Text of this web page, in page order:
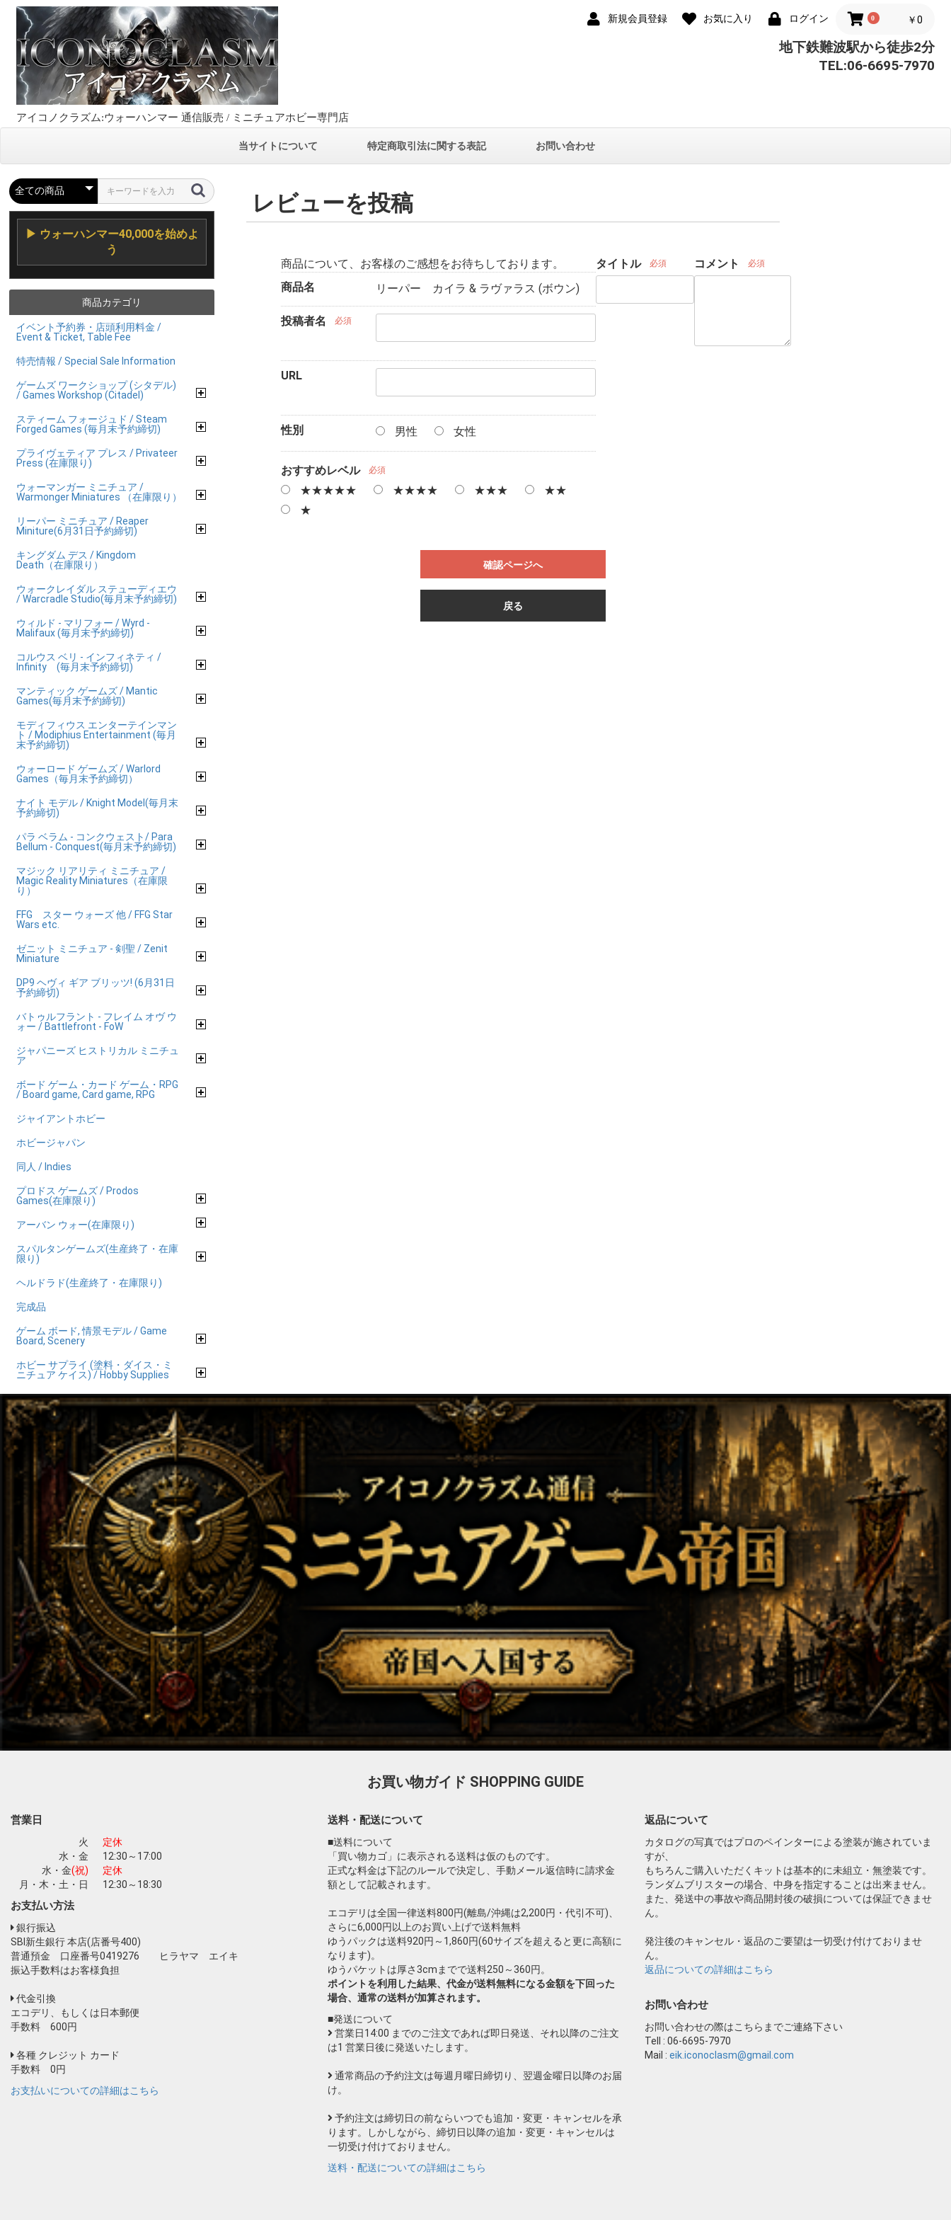
新規会員登録 お気に入り ログイン 0 ￥0
アイコノクラズム:ウォーハンマー 通信販売 / ミニチュアホビー専門店
地下鉄難波駅から徒歩2分
TEL:06-6695-7970
当サイトについて 特定商取引法に関する表記 お問い合わせ
▶ ウォーハンマー40,000を始めよ
う
商品カテゴリ
イベント予約券・店頭利用料金 /
Event & Ticket, Table Fee
特売情報 / Special Sale Information
ゲームズ ワークショップ (シタデル)
/ Games Workshop (Citadel)
スティーム フォージュド / Steam
Forged Games (毎月末予約締切)
プライヴェティア プレス / Privateer
Press (在庫限り)
ウォーマンガー ミニチュア /
Warmonger Miniatures （在庫限り）
リーパー ミニチュア / Reaper
Miniture(6月31日予約締切)
キングダム デス / Kingdom
Death（在庫限り）
ウォークレイダル ステューディエウ
/ Warcradle Studio(毎月末予約締切)
ウィルド - マリフォー / Wyrd -
Malifaux (毎月末予約締切)
コルウス ベリ - インフィネティ /
Infinity (毎月末予約締切)
マンティック ゲームズ / Mantic
Games(毎月末予約締切)
モディフィウス エンターテインマン
ト / Modiphius Entertainment (毎月
末予約締切)
ウォーロード ゲームズ / Warlord
Games（毎月末予約締切）
ナイト モデル / Knight Model(毎月末
予約締切)
パラ ベラム - コンクウェスト/ Para
Bellum - Conquest(毎月末予約締切)
マジック リアリティ ミニチュア /
Magic Reality Miniatures（在庫限
り）
FFG スター ウォーズ 他 / FFG Star
Wars etc.
ゼニット ミニチュア - 剣聖 / Zenit
Miniature
DP9 ヘヴィ ギア ブリッツ! (6月31日
予約締切)
バトゥルフラント - フレイム オヴ ウ
ォー / Battlefront - FoW
ジャパニーズ ヒストリカル ミニチュ
ア
ボード ゲーム・カード ゲーム・RPG
/ Board game, Card game, RPG
ジャイアントホビー
ホビージャパン
同人 / Indies
プロドス ゲームズ / Prodos
Games(在庫限り)
アーバン ウォー(在庫限り)
スパルタンゲームズ(生産終了・在庫
限り)
ヘルドラド(生産終了・在庫限り)
完成品
ゲーム ボード, 情景モデル / Game
Board, Scenery
ホビー サプライ (塗料・ダイス・ミ
ニチュア ケイス) / Hobby Supplies
レビューを投稿
商品について、お客様のご感想をお待ちしております。
商品名
リーパー カイラ & ラヴァラス (ボウン)
投稿者名 必須
URL
性別 男性 女性
おすすめレベル 必須
★★★★★ ★★★★ ★★★
★★
★
タイトル 必須 コメント 必須
確認ページへ
戻る
お買い物ガイド SHOPPING GUIDE
営業日
火
定休
水・金
12:30～17:00
水・金(祝)
定休
月・木・土・日
12:30～18:30
お支払い方法
銀行振込
SBI新生銀行 本店(店番号400)
普通預金 口座番号0419276 ヒラヤマ エイキ
振込手数料はお客様負担
代金引換
エコデリ、もしくは日本郵便
手数料 600円
各種 クレジット カード
手数料 0円
お支払いについての詳細はこちら
送料・配送について
■送料について
「買い物カゴ」に表示される送料は仮のものです。
正式な料金は下記のルールで決定し、手動メール返信時に請求金
額として記載されます。
エコデリは全国一律送料800円(離島/沖縄は2,200円・代引不可)、
さらに6,000円以上のお買い上げで送料無料
ゆうパックは送料920円～1,860円(60サイズを超えると更に高額に
なります)。
ゆうパケットは厚さ3cmまでで送料250～360円。
ポイントを利用した結果、代金が送料無料になる金額を下回った
場合、通常の送料が加算されます。
■発送について
営業日14:00 までのご注文であれば即日発送、それ以降のご注文
は1 営業日後に発送いたします。
通常商品の予約注文は毎週月曜日締切り、翌週金曜日以降のお届
け。
予約注文は締切日の前ならいつでも追加・変更・キャンセルを承
ります。しかしながら、締切日以降の追加・変更・キャンセルは
一切受け付けておりません。
送料・配送についての詳細はこちら
返品について
カタログの写真ではプロのペインターによる塗装が施されていま
すが、
もちろんご購入いただくキットは基本的に未組立・無塗装です。
ランダムブリスターの場合、中身を指定することは出来ません。
また、発送中の事故や商品開封後の破損については保証できませ
ん。
発注後のキャンセル・返品のご要望は一切受け付けておりませ
ん。
返品についての詳細はこちら
お問い合わせ
お問い合わせの際はこちらまでご連絡下さい
Tell : 06-6695-7970
Mail : eik.iconoclasm@gmail.com